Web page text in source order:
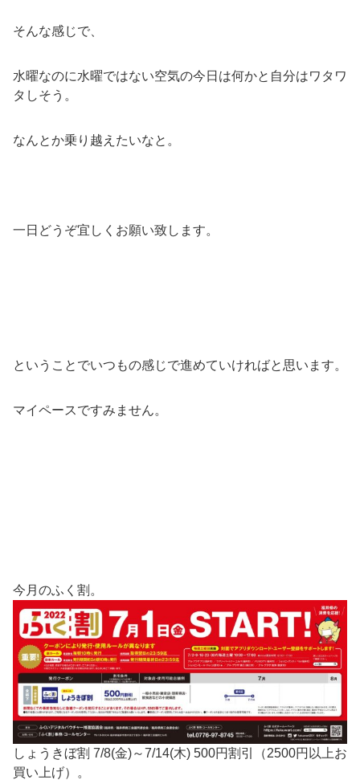
そんな感じで、
水曜なのに水曜ではない空気の今日は何かと自分はワタワ
タしそう。
なんとか乗り越えたいなと。
一日どうぞ宜しくお願い致します。
ということでいつもの感じで進めていければと思います。
マイペースですみません。
今月のふく割。
しょうきぼ割 7/8(金)～7/14(木) 500円割引（2500円以上お
買い上げ）。